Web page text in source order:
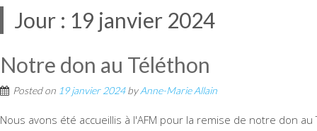
Jour : 19 janvier 2024
Notre don au Téléthon
Posted on 19 janvier 2024byAnne-Marie Allain
Nous avons été accueillis à l'AFM pour la remise de notre don